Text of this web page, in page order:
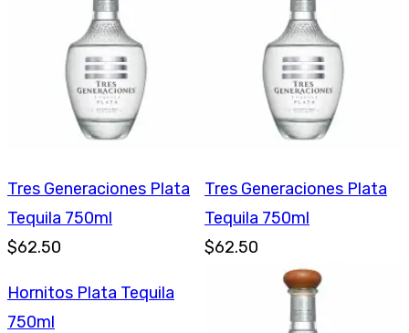
Tres Generaciones Plata
Tequila 750ml
$62.50
Tres Generaciones Plata
Tequila 750ml
$62.50
Hornitos Plata Tequila
750ml